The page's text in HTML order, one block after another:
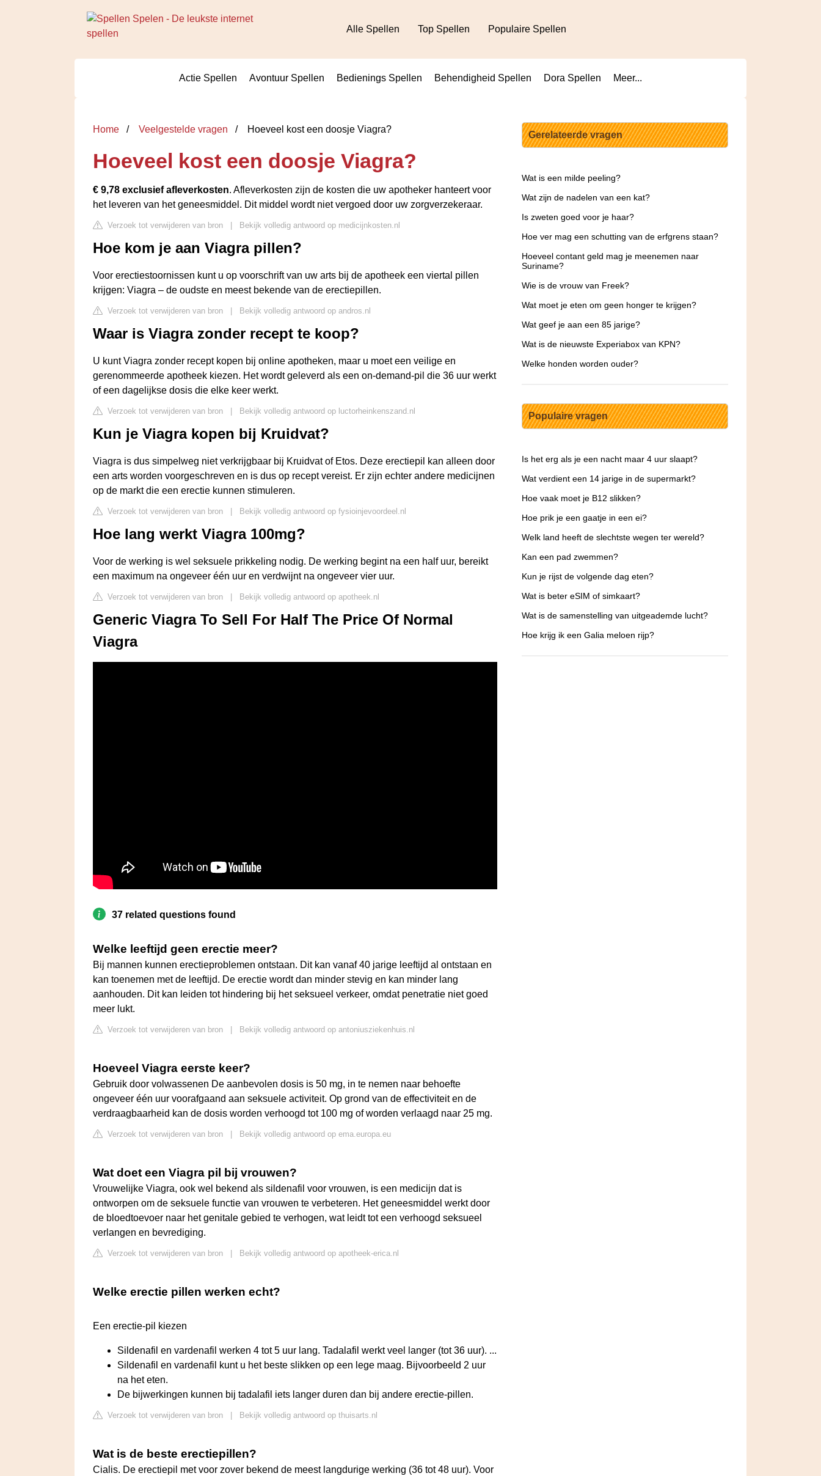
Alle Spellen Top Spellen Populaire Spellen
Actie Spellen Avontuur Spellen Bedienings Spellen Behendigheid Spellen Dora Spellen Meer...
Home Veelgestelde vragen Hoeveel kost een doosje Viagra?
Hoeveel kost een doosje Viagra?
€ 9,78 exclusief afleverkosten. Afleverkosten zijn de kosten die uw apotheker hanteert voor
het leveren van het geneesmiddel. Dit middel wordt niet vergoed door uw zorgverzekeraar.
Verzoek tot verwijderen van bron Bekijk volledig antwoord op medicijnkosten.nl
Hoe kom je aan Viagra pillen?
Voor erectiestoornissen kunt u op voorschrift van uw arts bij de apotheek een viertal pillen
krijgen: Viagra – de oudste en meest bekende van de erectiepillen.
Verzoek tot verwijderen van bron Bekijk volledig antwoord op andros.nl
Waar is Viagra zonder recept te koop?
U kunt Viagra zonder recept kopen bij online apotheken, maar u moet een veilige en
gerenommeerde apotheek kiezen. Het wordt geleverd als een on-demand-pil die 36 uur werkt
of een dagelijkse dosis die elke keer werkt.
Verzoek tot verwijderen van bron Bekijk volledig antwoord op luctorheinkenszand.nl
Kun je Viagra kopen bij Kruidvat?
Viagra is dus simpelweg niet verkrijgbaar bij Kruidvat of Etos. Deze erectiepil kan alleen door
een arts worden voorgeschreven en is dus op recept vereist. Er zijn echter andere medicijnen
op de markt die een erectie kunnen stimuleren.
Verzoek tot verwijderen van bron Bekijk volledig antwoord op fysioinjevoordeel.nl
Hoe lang werkt Viagra 100mg?
Voor de werking is wel seksuele prikkeling nodig. De werking begint na een half uur, bereikt
een maximum na ongeveer één uur en verdwijnt na ongeveer vier uur.
Verzoek tot verwijderen van bron Bekijk volledig antwoord op apotheek.nl
Generic Viagra To Sell For Half The Price Of Normal
Viagra
37 related questions found
Welke leeftijd geen erectie meer?
Bij mannen kunnen erectieproblemen ontstaan. Dit kan vanaf 40 jarige leeftijd al ontstaan en
kan toenemen met de leeftijd. De erectie wordt dan minder stevig en kan minder lang
aanhouden. Dit kan leiden tot hindering bij het seksueel verkeer, omdat penetratie niet goed
meer lukt.
Verzoek tot verwijderen van bron Bekijk volledig antwoord op antoniusziekenhuis.nl
Hoeveel Viagra eerste keer?
Gebruik door volwassenen De aanbevolen dosis is 50 mg, in te nemen naar behoefte
ongeveer één uur voorafgaand aan seksuele activiteit. Op grond van de effectiviteit en de
verdraagbaarheid kan de dosis worden verhoogd tot 100 mg of worden verlaagd naar 25 mg.
Verzoek tot verwijderen van bron Bekijk volledig antwoord op ema.europa.eu
Wat doet een Viagra pil bij vrouwen?
Vrouwelijke Viagra, ook wel bekend als sildenafil voor vrouwen, is een medicijn dat is
ontworpen om de seksuele functie van vrouwen te verbeteren. Het geneesmiddel werkt door
de bloedtoevoer naar het genitale gebied te verhogen, wat leidt tot een verhoogd seksueel
verlangen en bevrediging.
Verzoek tot verwijderen van bron Bekijk volledig antwoord op apotheek-erica.nl
Welke erectie pillen werken echt?
Een erectie-pil kiezen
Sildenafil en vardenafil werken 4 tot 5 uur lang. Tadalafil werkt veel langer (tot 36 uur). ...
Sildenafil en vardenafil kunt u het beste slikken op een lege maag. Bijvoorbeeld 2 uur
na het eten.
De bijwerkingen kunnen bij tadalafil iets langer duren dan bij andere erectie-pillen.
Verzoek tot verwijderen van bron Bekijk volledig antwoord op thuisarts.nl
Wat is de beste erectiepillen?
Cialis. De erectiepil met voor zover bekend de meest langdurige werking (36 tot 48 uur). Voor
Gerelateerde vragen
Wat is een milde peeling?
Wat zijn de nadelen van een kat?
Is zweten goed voor je haar?
Hoe ver mag een schutting van de erfgrens staan?
Hoeveel contant geld mag je meenemen naar
Suriname?
Wie is de vrouw van Freek?
Wat moet je eten om geen honger te krijgen?
Wat geef je aan een 85 jarige?
Wat is de nieuwste Experiabox van KPN?
Welke honden worden ouder?
Populaire vragen
Is het erg als je een nacht maar 4 uur slaapt?
Wat verdient een 14 jarige in de supermarkt?
Hoe vaak moet je B12 slikken?
Hoe prik je een gaatje in een ei?
Welk land heeft de slechtste wegen ter wereld?
Kan een pad zwemmen?
Kun je rijst de volgende dag eten?
Wat is beter eSIM of simkaart?
Wat is de samenstelling van uitgeademde lucht?
Hoe krijg ik een Galia meloen rijp?